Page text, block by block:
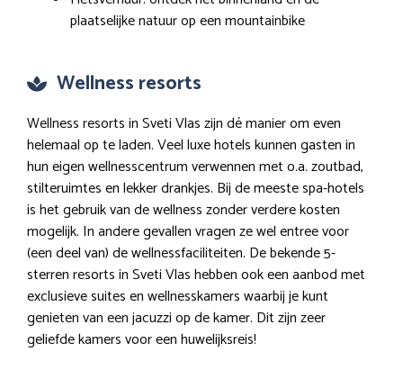
plaatselijke natuur op een mountainbike
Wellness resorts
Wellness resorts in Sveti Vlas zijn dé manier om even
helemaal op te laden. Veel luxe hotels kunnen gasten in
hun eigen wellnesscentrum verwennen met o.a. zoutbad,
stilteruimtes en lekker drankjes. Bij de meeste spa-hotels
is het gebruik van de wellness zonder verdere kosten
mogelijk. In andere gevallen vragen ze wel entree voor
(een deel van) de wellnessfaciliteiten. De bekende 5-
sterren resorts in Sveti Vlas hebben ook een aanbod met
exclusieve suites en wellnesskamers waarbij je kunt
genieten van een jacuzzi op de kamer. Dit zijn zeer
geliefde kamers voor een huwelijksreis!